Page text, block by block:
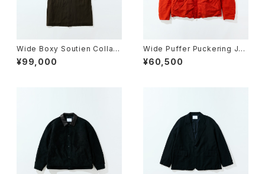
Wide Boxy Soutien Collar
Coat
¥99,000
Wide Puffer Puckering Jac
ket
¥60,500